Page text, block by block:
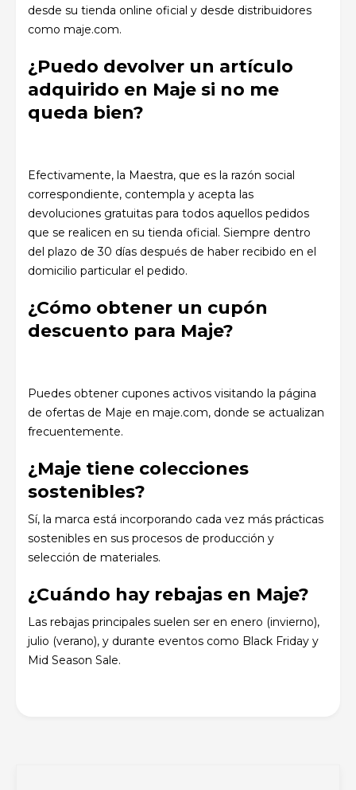
desde su tienda online oficial y desde distribuidores
como maje.com.
¿Puedo devolver un artículo
adquirido en Maje si no me
queda bien?
Efectivamente, la Maestra, que es la razón social
correspondiente, contempla y acepta las
devoluciones gratuitas para todos aquellos pedidos
que se realicen en su tienda oficial. Siempre dentro
del plazo de 30 días después de haber recibido en el
domicilio particular el pedido.
¿Cómo obtener un cupón
descuento para Maje?
Puedes obtener cupones activos visitando la página
de ofertas de Maje en maje.com, donde se actualizan
frecuentemente.
¿Maje tiene colecciones
sostenibles?
Sí, la marca está incorporando cada vez más prácticas
sostenibles en sus procesos de producción y
selección de materiales.
¿Cuándo hay rebajas en Maje?
Las rebajas principales suelen ser en enero (invierno),
julio (verano), y durante eventos como Black Friday y
Mid Season Sale.